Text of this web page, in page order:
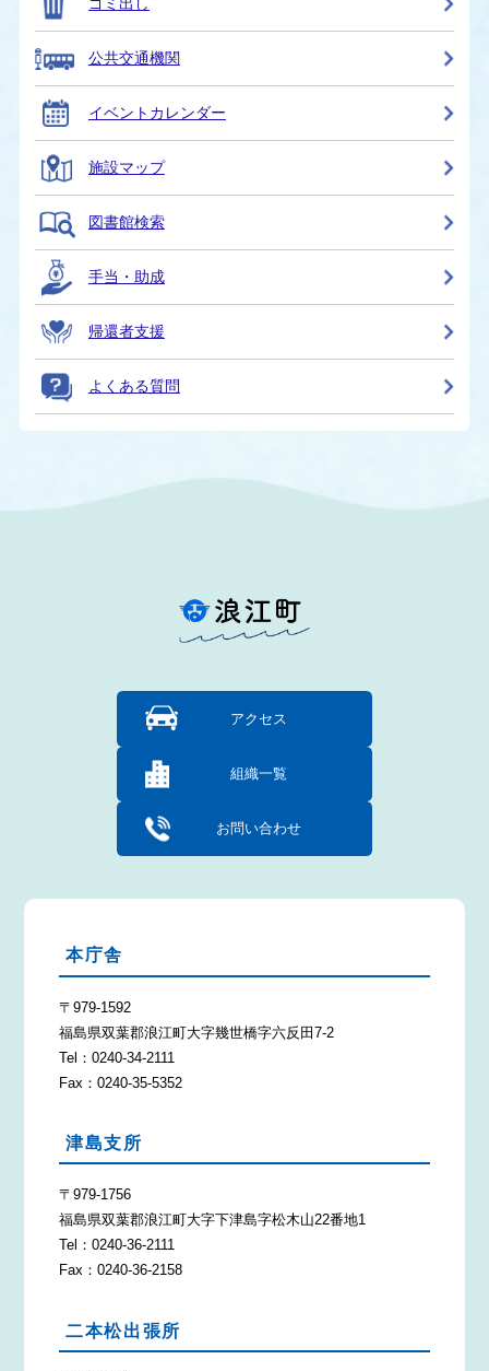
公共交通機関
イベントカレンダー
施設マップ
図書館検索
手当・助成
帰還者支援
よくある質問
アクセス
組織一覧
お問い合わせ
本庁舎
〒979-1592
福島県双葉郡浪江町大字幾世橋字六反田7-2
Tel：0240-34-2111
Fax：0240-35-5352
津島支所
〒979-1756
福島県双葉郡浪江町大字下津島字松木山22番地1
Tel：0240-36-2111
Fax：0240-36-2158
二本松出張所